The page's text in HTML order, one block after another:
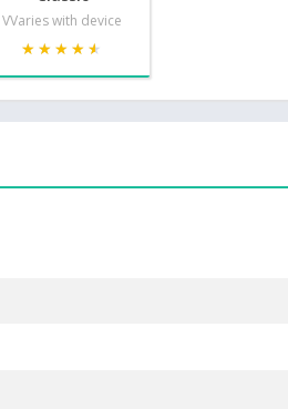
VVaries with device
★★★★★
★★★★★